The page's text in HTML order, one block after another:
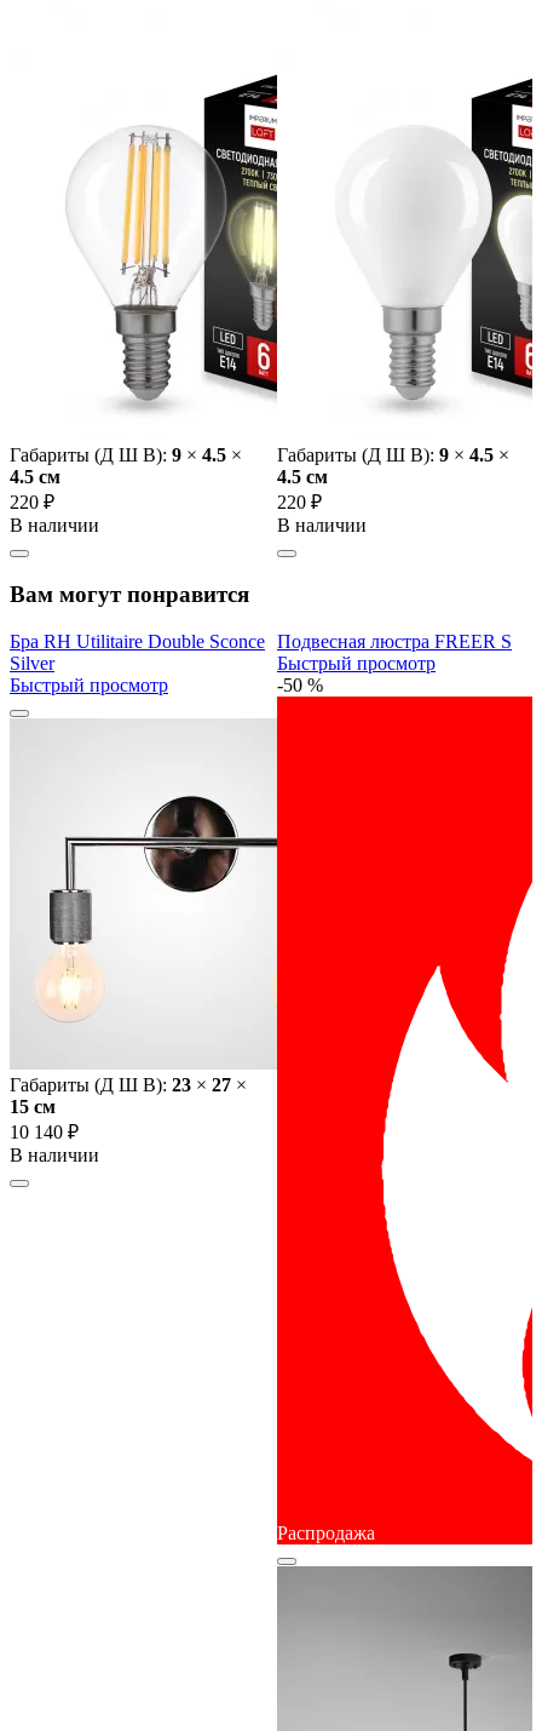
Габариты (Д Ш В): 9 × 4.5 ×
4.5 cм
220 ₽
В наличии
Габариты (Д Ш В): 9 × 4.5 ×
4.5 cм
220 ₽
В наличии
Вам могут понравится
Бра RH Utilitaire Double Sconce
Silver
Быстрый просмотр
Габариты (Д Ш В): 23 × 27 ×
15 cм
10 140 ₽
В наличии
Подвесная люстра FREER S
Быстрый просмотр
-50 %
Распродажа